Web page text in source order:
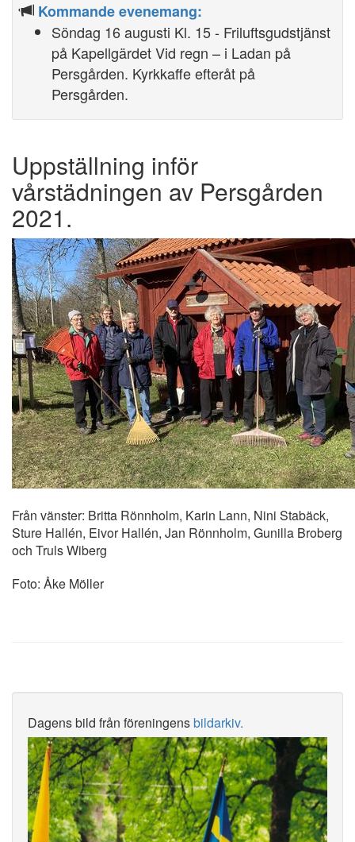
Kommande evenemang:
Söndag 16 augusti Kl. 15 - Friluftsgudstjänst
på Kapellgärdet Vid regn – i Ladan på
Persgården. Kyrkkaffe efteråt på
Persgården.
Uppställning inför
vårstädningen av Persgården
2021.
Från vänster: Britta Rönnholm, Karin Lann, Nini Stabäck,
Sture Hallén, Eivor Hallén, Jan Rönnholm, Gunilla Broberg
och Truls Wiberg
Foto: Åke Möller
Dagens bild från föreningensbildarkiv.